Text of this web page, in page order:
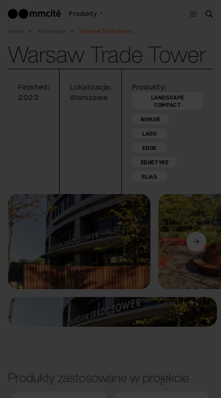
Produkty
Menu
Home Referencje Warsaw Trade Tower
Warsaw Trade Tower
Finished:
2023
Lokalizacja:
Warszawa
Produkty:
LANDSCAPE
COMPACT
RIVAGE
LAGO
EDGE
EDGETYRE
ELIAS
Poprzedni Dalej
Produkty zastosowane w projekcie